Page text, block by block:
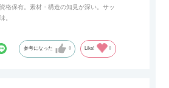
ライド式となっているので開閉時のス
れ、省スペースでご利用いただけるの
格保有。素材・構造の知見が深い。サッ
。
参考になった 0 Like! 0